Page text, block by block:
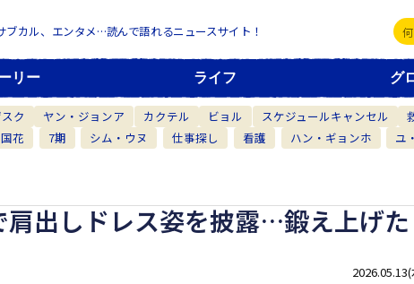
ブカル、エンタメ…読んで語れるニュースサイト！
リー ライフ グ
ク ヤン・ジョンア カクテル ビョル スケジュールキャンセル
国花 7期 シム・ウヌ 仕事探し 看護 ハン・ギョンホ ユ
出しドレス姿を披露…鍛え上げた